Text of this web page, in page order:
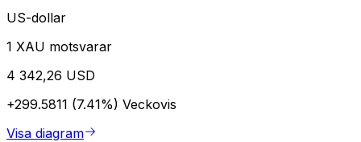
US-dollar
1 XAU motsvarar
4 342,26 USD
+299.5811 (7.41%) Veckovis
Visa diagram